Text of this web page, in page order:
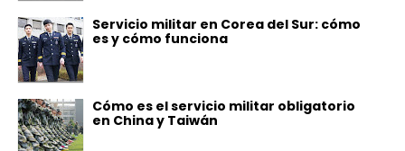
Servicio militar en Corea del Sur: cómo
es y cómo funciona
Cómo es el servicio militar obligatorio
en China y Taiwán